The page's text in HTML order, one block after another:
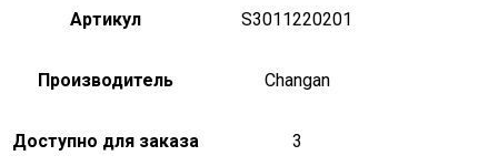
Артикул S3011220201
Производитель Changan
Доступно для заказа 3